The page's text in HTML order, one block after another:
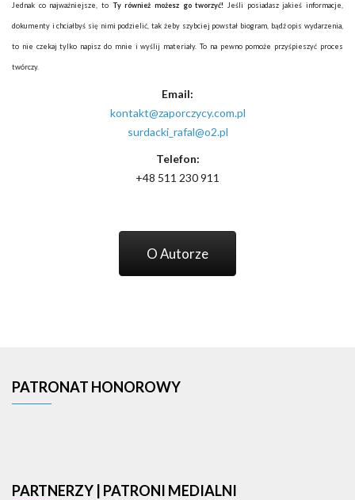
Jednak co najważniejsze, to Ty również możesz go tworzyć! Jeśli posiadasz jakieś informacje,
dokumenty i chciałbyś się nimi podzielić, tak żeby szybciej powstał biogram, bądź opis wydarzenia,
to nie czekaj tylko napisz do mnie i wyślij materiały. To na pewno pomoże przyśpieszyć proces
twórczy.
Email:
kontakt@zaporczycy.com.pl
surdacki_rafal@o2.pl
Telefon:
+48 511 230 911
O Autorze
PATRONAT HONOROWY
PARTNERZY | PATRONI MEDIALNI